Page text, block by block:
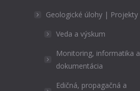
Geologické úlohy | Projekty
Veda a výskum
Monitoring, informatika a
dokumentácia
Edičná, propagačná a